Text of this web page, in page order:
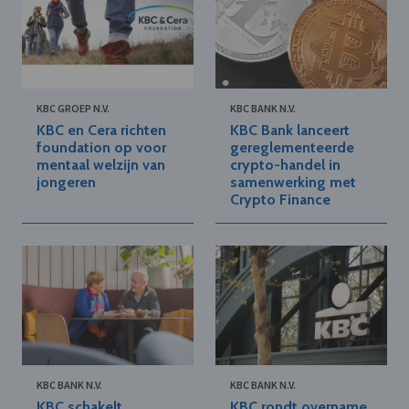
KBC GROEP N.V.
KBC en Cera richten
foundation op voor
mentaal welzijn van
jongeren
KBC BANK N.V.
KBC Bank lanceert
gereglementeerde
crypto-handel in
samenwerking met
Crypto Finance
KBC BANK N.V. KBC BANK N.V.